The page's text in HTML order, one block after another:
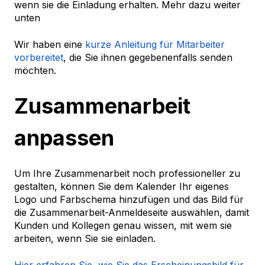
wenn sie die Einladung erhalten. Mehr dazu weiter
unten
Wir haben eine kurze Anleitung für Mitarbeiter
vorbereitet, die Sie ihnen gegebenenfalls senden
möchten.
Zusammenarbeit
anpassen
Um Ihre Zusammenarbeit noch professioneller zu
gestalten, können Sie dem Kalender Ihr eigenes
Logo und Farbschema hinzufügen und das Bild für
die Zusammenarbeit-Anmeldeseite auswählen, damit
Kunden und Kollegen genau wissen, mit wem sie
arbeiten, wenn Sie sie einladen.